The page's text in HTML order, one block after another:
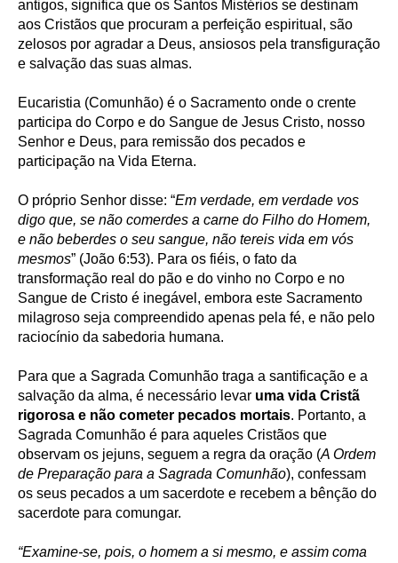
antigos, significa que os Santos Mistérios se destinam
aos Cristãos que procuram a perfeição espiritual, são
zelosos por agradar a Deus, ansiosos pela transfiguração
e salvação das suas almas.
Eucaristia (Comunhão) é o Sacramento onde o crente
participa do Corpo e do Sangue de Jesus Cristo, nosso
Senhor e Deus, para remissão dos pecados e
participação na Vida Eterna.
O próprio Senhor disse: “Em verdade, em verdade vos
digo que, se não comerdes a carne do Filho do Homem,
e não beberdes o seu sangue, não tereis vida em vós
mesmos” (João 6:53). Para os fiéis, o fato da
transformação real do pão e do vinho no Corpo e no
Sangue de Cristo é inegável, embora este Sacramento
milagroso seja compreendido apenas pela fé, e não pelo
raciocínio da sabedoria humana.
Para que a Sagrada Comunhão traga a santificação e a
salvação da alma, é necessário levar uma vida Cristã
rigorosa e não cometer pecados mortais. Portanto, a
Sagrada Comunhão é para aqueles Cristãos que
observam os jejuns, seguem a regra da oração (A Ordem
de Preparação para a Sagrada Comunhão), confessam
os seus pecados a um sacerdote e recebem a bênção do
sacerdote para comungar.
“Examine-se, pois, o homem a si mesmo, e assim coma